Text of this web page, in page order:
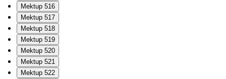
Mektup 516
Mektup 517
Mektup 518
Mektup 519
Mektup 520
Mektup 521
Mektup 522